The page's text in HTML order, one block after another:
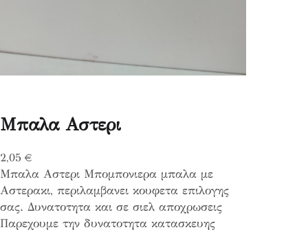
Μπαλα Αστερι
2,05 €
Μπαλα Αστερι Μπομπονιερα μπαλα με
Αστερακι, περιλαμβανει κουφετα επιλογης
σας. Δυνατοτητα και σε σιελ αποχρωσεις
Παρεχουμε την δυνατοτητα κατασκευης